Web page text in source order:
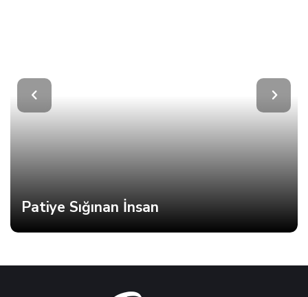
Patiye Sığınan İnsan